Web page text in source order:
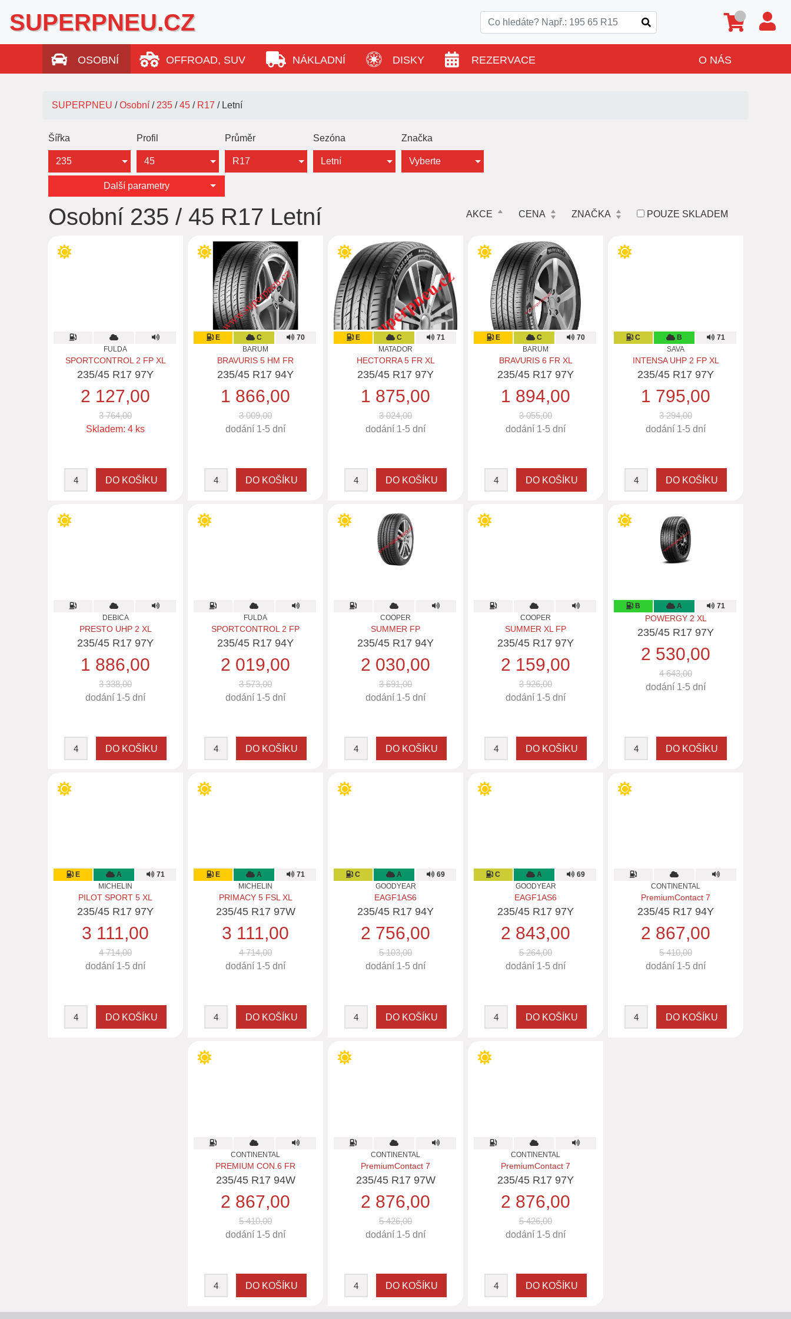
SUPERPNEU.CZ
OSOBNÍ OFFROAD, SUV NÁKLADNÍ DISKY REZERVACE O NÁS
SUPERPNEU /Osobní / 235 /45 / R17 / Letní
Šířka
235
Profil
45
Průměr
R17
Sezóna
Letní
Značka
Vyberte
Další parametry
Osobní 235 / 45 R17 Letní AKCE CENA ZNAČKA POUZE SKLADEM
FULDA
SPORTCONTROL 2 FP XL
235/45 R17 97Y
2 127,00
3 764,00
Skladem: 4 ks
E C
70
BARUM
BRAVURIS 5 HM FR
235/45 R17 94Y
1 866,00
3 009,00
dodání 1-5 dní
E C
71
MATADOR
HECTORRA 5 FR XL
235/45 R17 97Y
1 875,00
3 024,00
dodání 1-5 dní
E C
70
BARUM
BRAVURIS 6 FR XL
235/45 R17 97Y
1 894,00
3 055,00
dodání 1-5 dní
C B
71
SAVA
INTENSA UHP 2 FP XL
235/45 R17 97Y
1 795,00
3 294,00
dodání 1-5 dní
DEBICA
PRESTO UHP 2 XL
235/45 R17 97Y
1 886,00
3 338,00
dodání 1-5 dní
FULDA
SPORTCONTROL 2 FP
235/45 R17 94Y
2 019,00
3 573,00
dodání 1-5 dní
COOPER
SUMMER FP
235/45 R17 94Y
2 030,00
3 691,00
dodání 1-5 dní
COOPER
SUMMER XL FP
235/45 R17 97Y
2 159,00
3 926,00
dodání 1-5 dní
B A 71
POWERGY 2 XL
235/45 R17 97Y
2 530,00
4 643,00
dodání 1-5 dní
E A
71
MICHELIN
PILOT SPORT 5 XL
235/45 R17 97Y
3 111,00
4 714,00
dodání 1-5 dní
E A
71
MICHELIN
PRIMACY 5 FSL XL
235/45 R17 97W
3 111,00
4 714,00
dodání 1-5 dní
C A
69
GOODYEAR
EAGF1AS6
235/45 R17 94Y
2 756,00
5 103,00
dodání 1-5 dní
C A
69
GOODYEAR
EAGF1AS6
235/45 R17 97Y
2 843,00
5 264,00
dodání 1-5 dní
CONTINENTAL
PremiumContact 7
235/45 R17 94Y
2 867,00
5 410,00
dodání 1-5 dní
CONTINENTAL
PREMIUM CON.6 FR
235/45 R17 94W
2 867,00
5 410,00
dodání 1-5 dní
CONTINENTAL
PremiumContact 7
235/45 R17 97W
2 876,00
5 426,00
dodání 1-5 dní
CONTINENTAL
PremiumContact 7
235/45 R17 97Y
2 876,00
5 426,00
dodání 1-5 dní